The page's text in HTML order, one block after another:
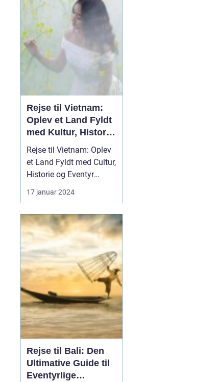
det et land, der tilbyder
noget for enhver smag. I
denne artik...
Rejse til Vietnam:
Oplev et Land Fyldt
med Kultur, Historie
og Eventyr
Rejse til Vietnam: Oplev
et Land Fyldt med Cultur,
Historie og Eventyr
Introduktion Rejsen til
Vietnam kan være en
for enhver
rejseentusiast. Dette
land, der ligger i hjertet
af Sydøstasien, byder på
en rig historie, fasciner...
17 januar 2024
Rejse til Bali: Den
Ultimative Guide til
Eventyrlige